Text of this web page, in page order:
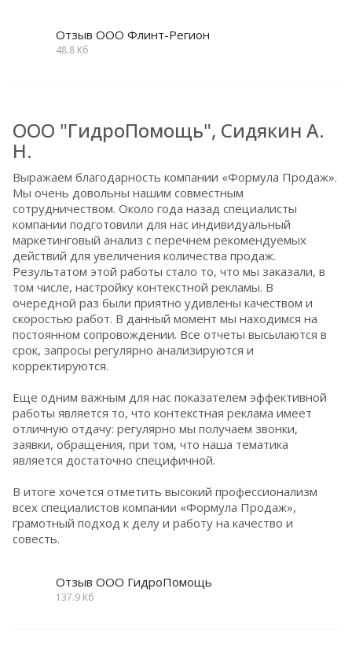
Отзыв ООО Флинт-Регион
48.8 Кб
ООО "ГидроПомощь", Сидякин А.
Н.
Выражаем благодарность компании «Формула Продаж».
Мы очень довольны нашим совместным
сотрудничеством. Около года назад специалисты
компании подготовили для нас индивидуальный
маркетинговый анализ с перечнем рекомендуемых
действий для увеличения количества продаж.
Результатом этой работы стало то, что мы заказали, в
том числе, настройку контекстной рекламы. В
очередной раз были приятно удивлены качеством и
скоростью работ. В данный момент мы находимся на
постоянном сопровождении. Все отчеты высылаются в
срок, запросы регулярно анализируются и
корректируются.
Еще одним важным для нас показателем эффективной
работы является то, что контекстная реклама имеет
отличную отдачу: регулярно мы получаем звонки,
заявки, обращения, при том, что наша тематика
является достаточно специфичной.
В итоге хочется отметить высокий профессионализм
всех специалистов компании «Формула Продаж»,
грамотный подход к делу и работу на качество и
совесть.
Отзыв ООО ГидроПомощь
137.9 Кб